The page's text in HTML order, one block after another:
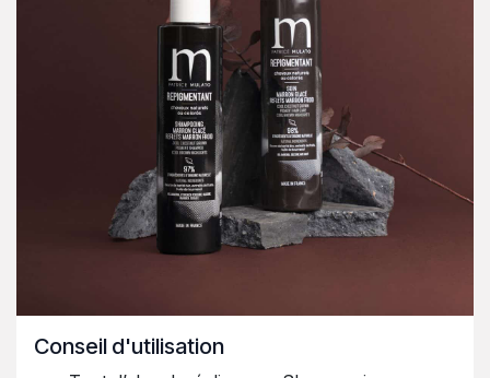
Conseil d'utilisation